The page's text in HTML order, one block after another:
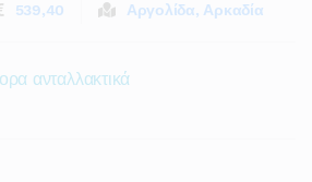
539,40 Αργολίδα, Αρκαδία
ανταλλακτικά